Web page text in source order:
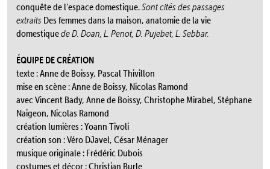
conquête de l’espace domestique.Sont cités des passages
extraits Des femmes dans la maison, anatomie de la vie
domestiquede D. Doan, L. Penot, D. Pujebet, L. Sebbar.
ÉQUIPE DE CRÉATION
texte : Anne de Boissy, Pascal Thivillon
mise en scène : Anne de Boissy, Nicolas Ramond
avec Vincent Bady, Anne de Boissy, Christophe Mirabel, Stéphane
Naigeon, Nicolas Ramond
création lumières : Yoann Tivoli
création son : Véro DJavel, César Ménager
musique originale : Frédéric Dubois
costumes et décor : Christian Burle